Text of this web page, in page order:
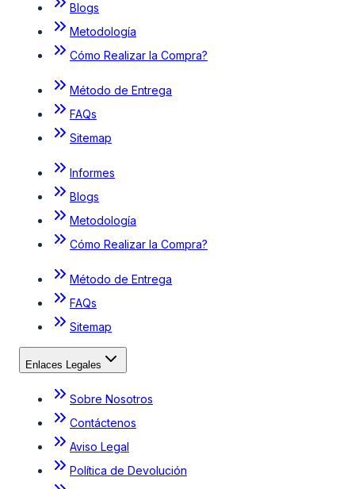
Blogs
Metodología
Cómo Realizar la Compra?
Método de Entrega
FAQs
Sitemap
Informes
Blogs
Metodología
Cómo Realizar la Compra?
Método de Entrega
FAQs
Sitemap
Enlaces Legales
Sobre Nosotros
Contáctenos
Aviso Legal
Política de Devolución